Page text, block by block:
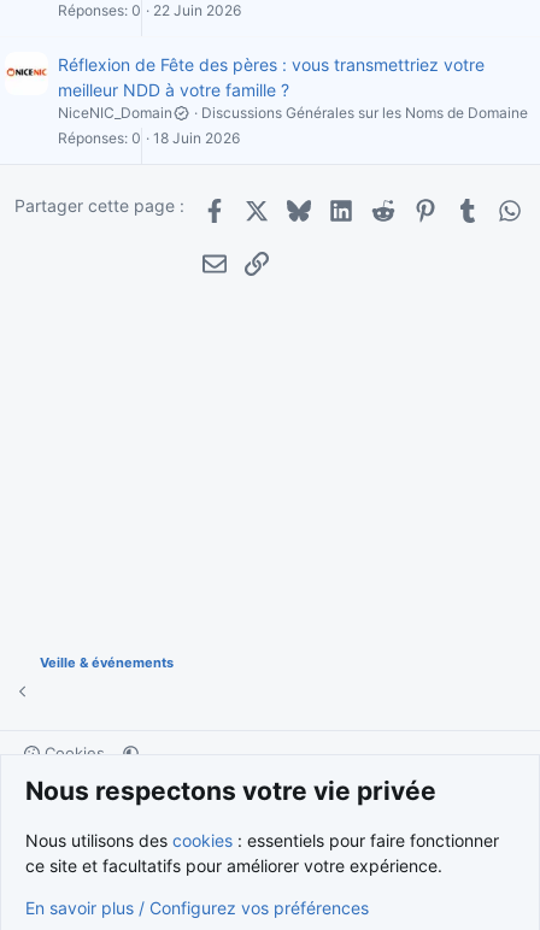
Réponses 0 22 Juin 2026
Réflexion de Fête des pères : vous transmettriez votre
meilleur NDD à votre famille ?
NiceNIC_Domain
Discussions Générales sur les Noms de Domaine
Réponses 0 18 Juin 2026
Partager cette page :
Facebook
X BlueskyLinkedInRedditPinterestTumblr
E-mailLien
Veille & événements
Cookies
Nous contacter
Conditions et règlement
S
S
Community platform by XenForo
© 2010-2026 XenForo Ltd.
Nous respectons votre vie privée
Nous utilisons des cookies : essentiels pour faire fonctionner
ce site et facultatifs pour améliorer votre expérience.
En savoir plus / Configurez vos préférences